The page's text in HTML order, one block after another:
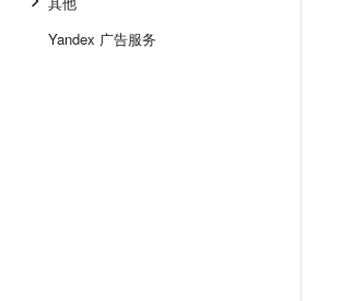
Yandex 广告服务